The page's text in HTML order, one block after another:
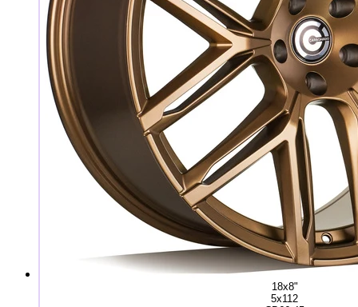
18x8"
5x112